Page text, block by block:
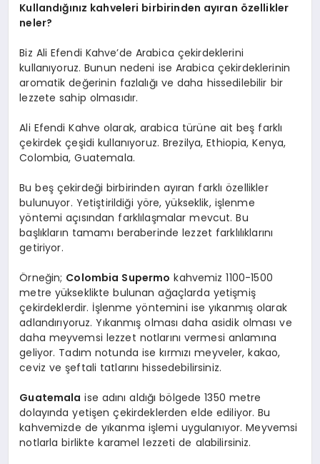
Kullandığınız kahveleri birbirinden ayıran özellikler
neler?
Biz Ali Efendi Kahve’de Arabica çekirdeklerini
kullanıyoruz. Bunun nedeni ise Arabica çekirdeklerinin
aromatik değerinin fazlalığı ve daha hissedilebilir bir
lezzete sahip olmasıdır.
Ali Efendi Kahve olarak, arabica türüne ait beş farklı
çekirdek çeşidi kullanıyoruz. Brezilya, Ethiopia, Kenya,
Colombia, Guatemala.
Bu beş çekirdeği birbirinden ayıran farklı özellikler
bulunuyor. Yetiştirildiği yöre, yükseklik, işlenme
yöntemi açısından farklılaşmalar mevcut. Bu
başlıkların tamamı beraberinde lezzet farklılıklarını
getiriyor.
Örneğin; Colombia Supermo kahvemiz 1100-1500
metre yükseklikte bulunan ağaçlarda yetişmiş
çekirdeklerdir. İşlenme yöntemini ise yıkanmış olarak
adlandırıyoruz. Yıkanmış olması daha asidik olması ve
daha meyvemsi lezzet notlarını vermesi anlamına
geliyor. Tadım notunda ise kırmızı meyveler, kakao,
ceviz ve şeftali tatlarını hissedebilirsiniz.
Guatemala ise adını aldığı bölgede 1350 metre
dolayında yetişen çekirdeklerden elde ediliyor. Bu
kahvemizde de yıkanma işlemi uygulanıyor. Meyvemsi
notlarla birlikte karamel lezzeti de alabilirsiniz.